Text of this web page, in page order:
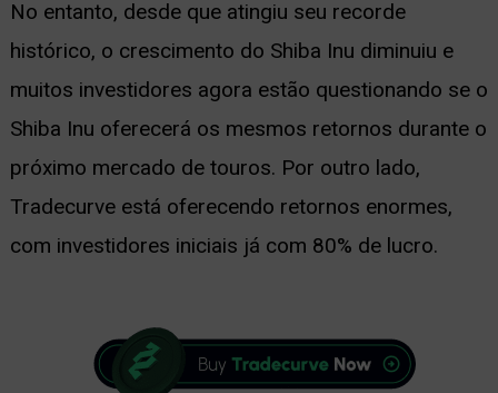
No entanto, desde que atingiu seu recorde
histórico, o crescimento do Shiba Inu diminuiu e
muitos investidores agora estão questionando se o
Shiba Inu oferecerá os mesmos retornos durante o
próximo mercado de touros. Por outro lado,
Tradecurve está oferecendo retornos enormes,
com investidores iniciais já com 80% de lucro.